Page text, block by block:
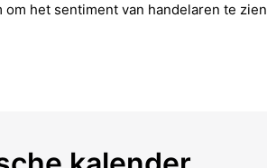
om het sentiment van handelaren te zien